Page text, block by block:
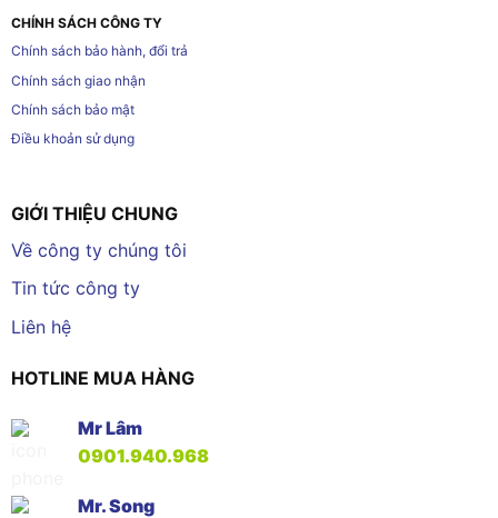
CHÍNH SÁCH CÔNG TY
Chính sách bảo hành, đổi trả
Chính sách giao nhận
Chính sách bảo mật
Điều khoản sử dụng
GIỚI THIỆU CHUNG
Về công ty chúng tôi
Tin tức công ty
Liên hệ
HOTLINE MUA HÀNG
Mr Lâm
0901.940.968
Mr. Song